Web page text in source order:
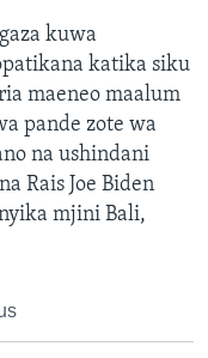
kuwa
katika siku
maeneo maalum
pande zote wa
na ushindani
Rais Joe Biden
mjini Bali,